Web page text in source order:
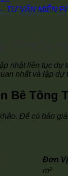
TƯ VẤN MIỄN
nhật liên tục dự
nhất và lập dự
Bê Tông
Để có báo
Đơn
m²